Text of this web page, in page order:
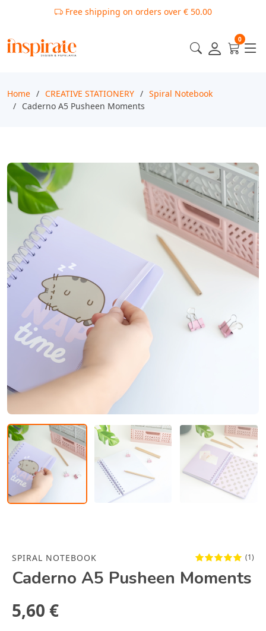
Free shipping on orders over € 50.00
0
Home CREATIVE STATIONERY
Spiral Notebook
Caderno A5 Pusheen Moments
SPIRAL NOTEBOOK (1)
Caderno A5 Pusheen Moments
5,60 €